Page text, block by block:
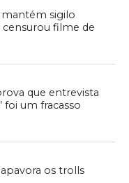
sigilo
filme de
que entrevista
foi um fracasso
os trolls